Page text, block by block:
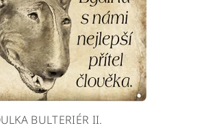
BULTERIÉR II.